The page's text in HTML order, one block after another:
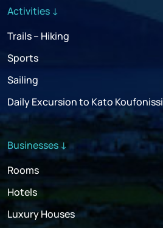
Activities ↓
Trails – Hiking
Sports
Sailing
Daily Excursion to Kato Koufonissi
Businesses ↓
Rooms
Hotels
Luxury Houses